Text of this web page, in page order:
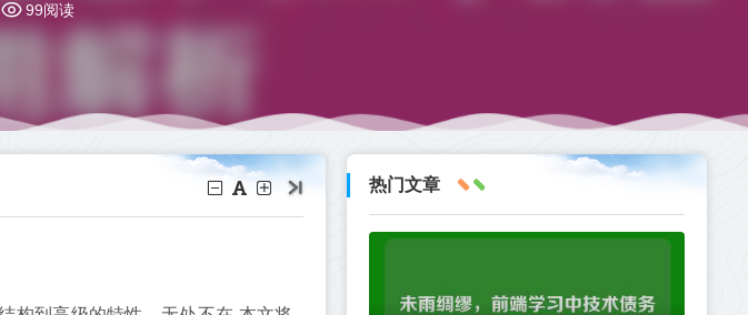
99阅读
热门文章